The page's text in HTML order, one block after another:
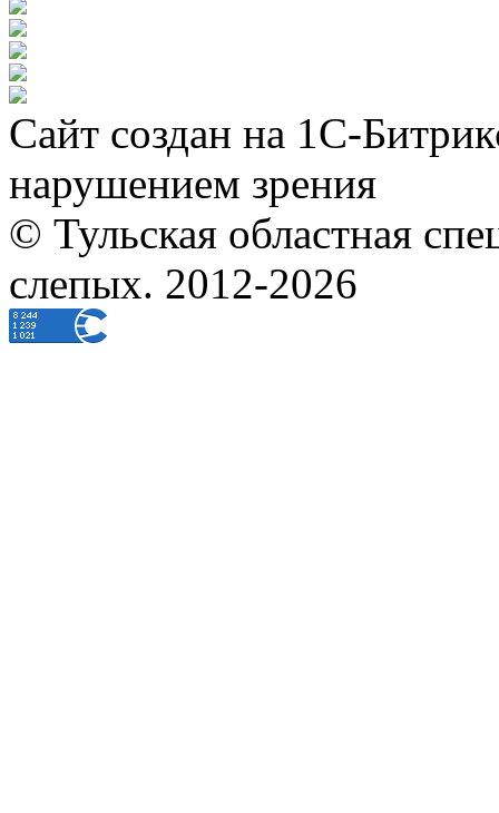
Сайт создан на 1С-
нарушением зрения
© Тульская областная
слепых. 2012-2026